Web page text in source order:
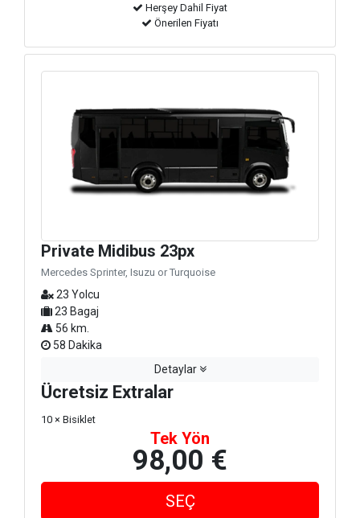
Herşey Dahil Fiyat
Önerilen Fiyatı
Private Midibus 23px
Mercedes Sprinter, Isuzu or Turquoise
23 Yolcu
23 Bagaj
56 km.
58 Dakika
Detaylar
Ücretsiz Extralar
10 × Bisiklet
Tek Yön
98,00 €